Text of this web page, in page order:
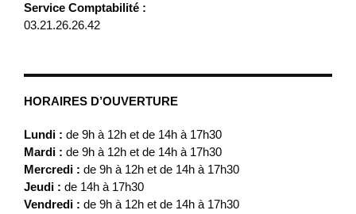
Service Comptabilité :
03.21.26.26.42
HORAIRES D’OUVERTURE
Lundi : de 9h à 12h et de 14h à 17h30
Mardi : de 9h à 12h et de 14h à 17h30
Mercredi : de 9h à 12h et de 14h à 17h30
Jeudi : de 14h à 17h30
Vendredi : de 9h à 12h et de 14h à 17h30